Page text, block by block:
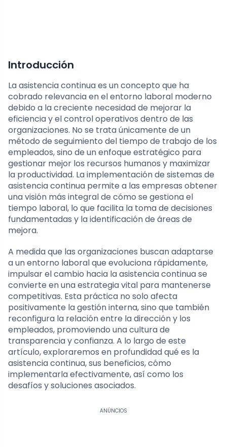
Introducción
La asistencia continua es un concepto que ha
cobrado relevancia en el entorno laboral moderno
debido a la creciente necesidad de mejorar la
eficiencia y el control operativos dentro de las
organizaciones. No se trata únicamente de un
método de seguimiento del tiempo de trabajo de los
empleados, sino de un enfoque estratégico para
gestionar mejor los recursos humanos y maximizar
la productividad. La implementación de sistemas de
asistencia continua permite a las empresas obtener
una visión más integral de cómo se gestiona el
tiempo laboral, lo que facilita la toma de decisiones
fundamentadas y la identificación de áreas de
mejora.
A medida que las organizaciones buscan adaptarse
a un entorno laboral que evoluciona rápidamente,
impulsar el cambio hacia la asistencia continua se
convierte en una estrategia vital para mantenerse
competitivas. Esta práctica no solo afecta
positivamente la gestión interna, sino que también
reconfigura la relación entre la dirección y los
empleados, promoviendo una cultura de
transparencia y confianza. A lo largo de este
artículo, exploraremos en profundidad qué es la
asistencia continua, sus beneficios, cómo
implementarla efectivamente, así como los
desafíos y soluciones asociados.
ANÚNCIOS